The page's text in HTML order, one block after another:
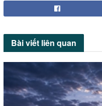
Bài viết liên quan